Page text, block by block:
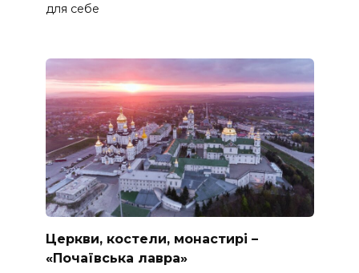
для себе
Церкви, костели, монастирі –
«Почаївська лавра»